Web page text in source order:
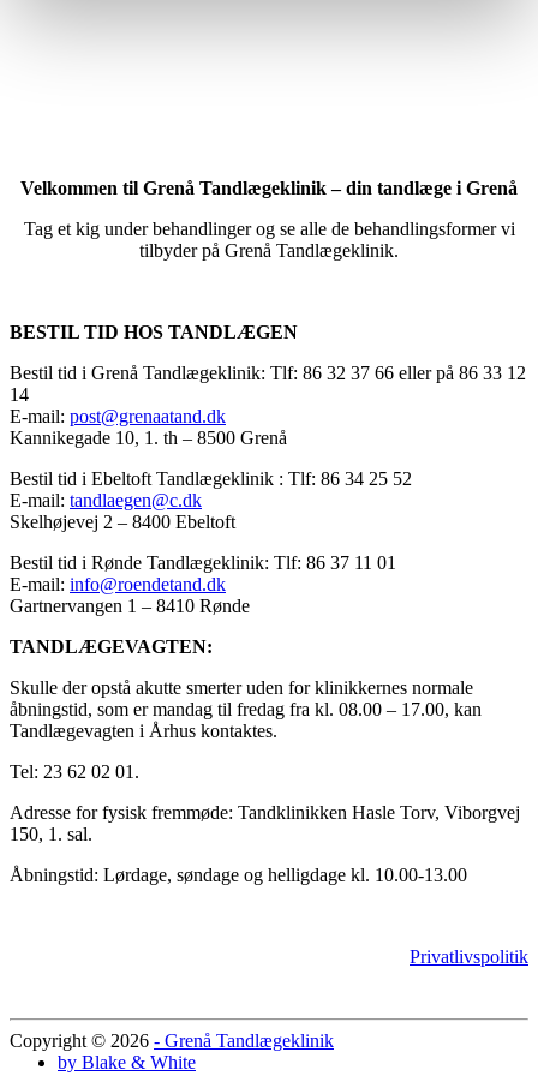
Velkommen til Grenå Tandlægeklinik – din tandlæge i Grenå
Tag et kig under behandlinger og se alle de behandlingsformer vi
tilbyder på Grenå Tandlægeklinik.
BESTIL TID HOS TANDLÆGEN
Bestil tid i Grenå Tandlægeklinik: Tlf: 86 32 37 66 eller på 86 33 12
14
E-mail: post@grenaatand.dk
Kannikegade 10, 1. th – 8500 Grenå
Bestil tid i Ebeltoft Tandlægeklinik : Tlf: 86 34 25 52
E-mail: tandlaegen@c.dk
Skelhøjevej 2 – 8400 Ebeltoft
Bestil tid i Rønde Tandlægeklinik: Tlf: 86 37 11 01
E-mail: info@roendetand.dk
Gartnervangen 1 – 8410 Rønde
TANDLÆGEVAGTEN:
Skulle der opstå akutte smerter uden for klinikkernes normale
åbningstid, som er mandag til fredag fra kl. 08.00 – 17.00, kan
Tandlægevagten i Århus kontaktes.
Tel: 23 62 02 01.
Adresse for fysisk fremmøde: Tandklinikken Hasle Torv, Viborgvej
150, 1. sal.
Åbningstid: Lørdage, søndage og helligdage kl. 10.00-13.00
Privatlivspolitik
Copyright © 2026 - Grenå Tandlægeklinik
by Blake & White